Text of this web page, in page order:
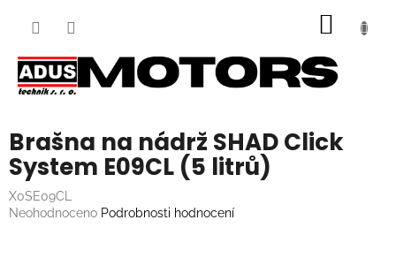
Brašna na nádrž SHAD Click
System E09CL (5 litrů)
X0SE09CL
Průměrné
Neohodnoceno Podrobnosti hodnocení